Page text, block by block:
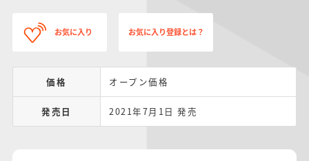
お気に入り お気に入り登録とは？
価格 オープン価格
発売日 2021年7月1日 発売